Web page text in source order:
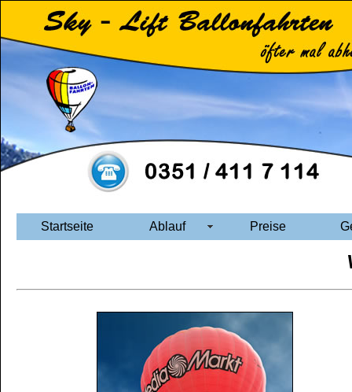
Startseite Ablauf Preise